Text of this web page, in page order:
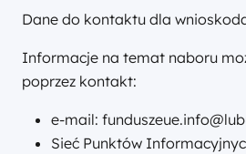
Dane do kontaktu dla
Informacje na temat naboru
poprzez kontakt:
e-mail:
Sieć Punktów